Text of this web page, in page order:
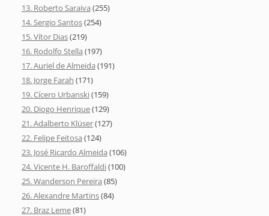
13. Roberto Saraiva (255)
14. Sergio Santos(254)
15. Vítor Dias(219)
16. Rodolfo Stella (197)
17. Auriel de Almeida (191)
18. Jorge Farah (171)
19. Cícero Urbanski(159)
20. Diogo Henrique(129)
21. Adalberto Klüser(127)
22. Felipe Feitosa (124)
23. José Ricardo Almeida (106)
24. Vicente H. Baroffaldi(100)
25. Wanderson Pereira (85)
26. Alexandre Martins(84)
27. Braz Leme(81)